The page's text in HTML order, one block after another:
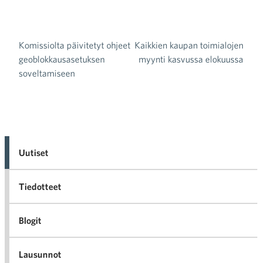
Artikkelien selaus
Komissiolta päivitetyt ohjeet
geoblokkausasetuksen
soveltamiseen
Kaikkien kaupan toimialojen
myynti kasvussa elokuussa
Uutiset
Tiedotteet
Blogit
Lausunnot